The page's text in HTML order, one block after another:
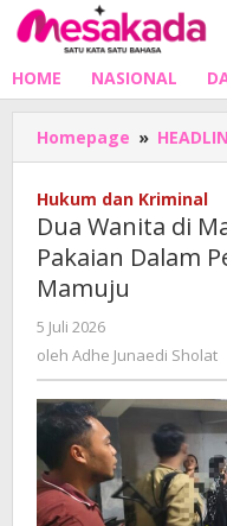
Lewati
ke
HOME NASIONAL
Homepage »
Hukum dan Kriminal
Dua Wanita di
Pakaian Dalam
Mamuju
5 Juli 2026
Adhe
Junaedi
oleh Adhe Junaedi Sholat